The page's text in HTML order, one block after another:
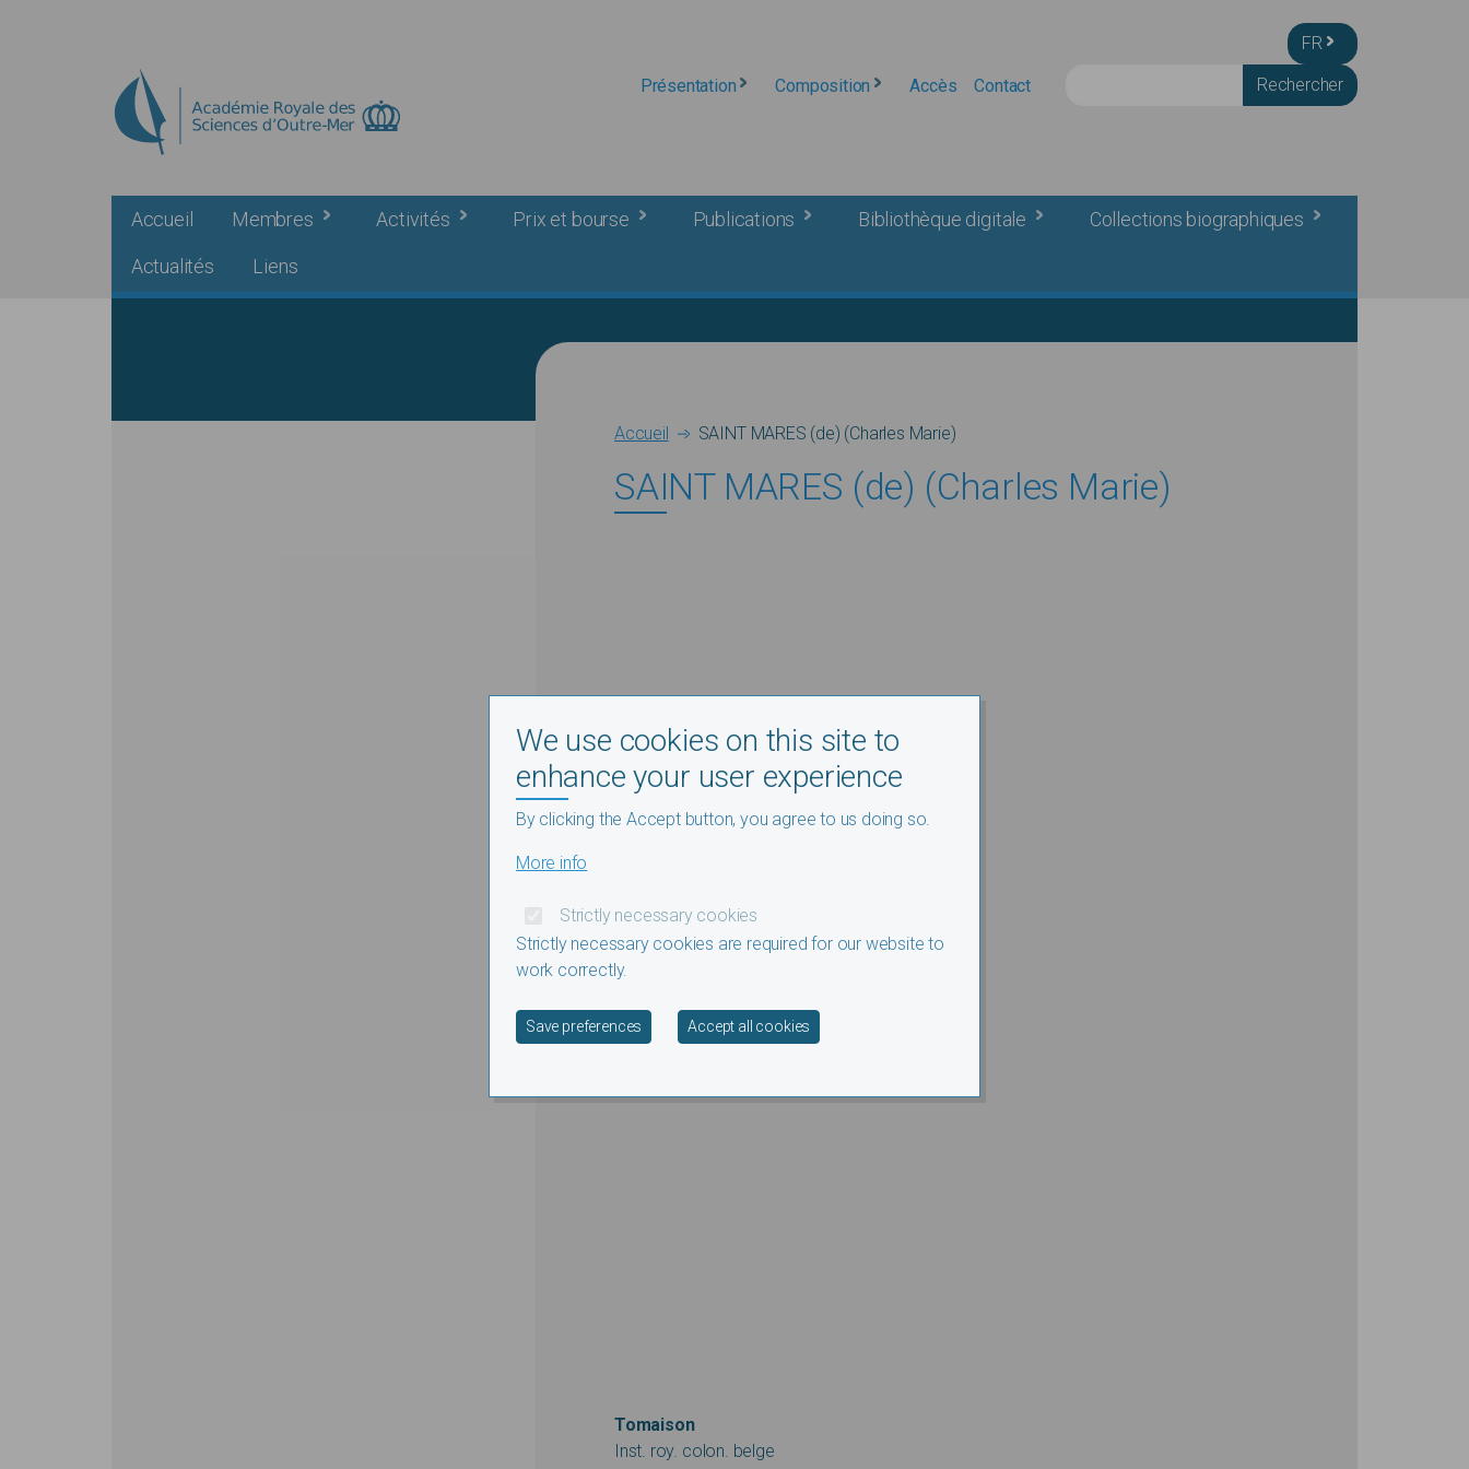
FR
Présentation Composition Accès Contact
Accueil Membres Activités Prix et bourse Publications Bibliothèque digitale Collections biographiques
Actualités Liens
Breadcrumb
Accueil SAINT MARES (de) (Charles Marie)
SAINT MARES (de) (Charles Marie)
Tomaison
Inst. roy. colon. belge
We use cookies on this site to
enhance your user experience
By clicking the Accept button, you agree to us doing so.
More info
Strictly necessary cookies
Strictly necessary cookies are required for our website to
work correctly.
Save preferences Accept all cookies